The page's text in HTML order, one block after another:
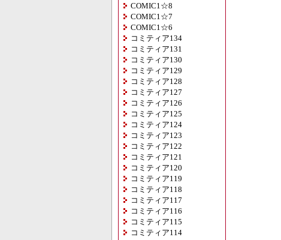
COMIC1☆8
COMIC1☆7
COMIC1☆6
コミティア134
コミティア131
コミティア130
コミティア129
コミティア128
コミティア127
コミティア126
コミティア125
コミティア124
コミティア123
コミティア122
コミティア121
コミティア120
コミティア119
コミティア118
コミティア117
コミティア116
コミティア115
コミティア114